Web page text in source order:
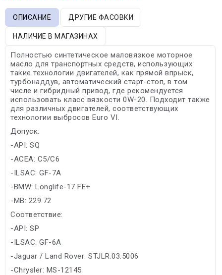
ОПИСАНИЕ ДРУГИЕ ФАСОВКИ
НАЛИЧИЕ В МАГАЗИНАХ
Полностью синтетическое маловязкое моторное
масло для транспортных средств, использующих
такие технологии двигателей, как прямой впрыск,
турбонаддув, автоматический старт-стоп, в том
числе и гибридный привод, где рекомендуется
использовать класс вязкости 0W-20. Подходит также
для различных двигателей, соответствующих
технологии выбросов Euro VI.
Допуск:
-API: SQ
-ACEA: C5/C6
-ILSAC: GF-7A
-BMW: Longlife-17 FE+
-MB: 229.72
Соответствие:
-API: SP
-ILSAC: GF-6A
-Jaguar / Land Rover: STJLR.03.5006
-Chrysler: MS-12145